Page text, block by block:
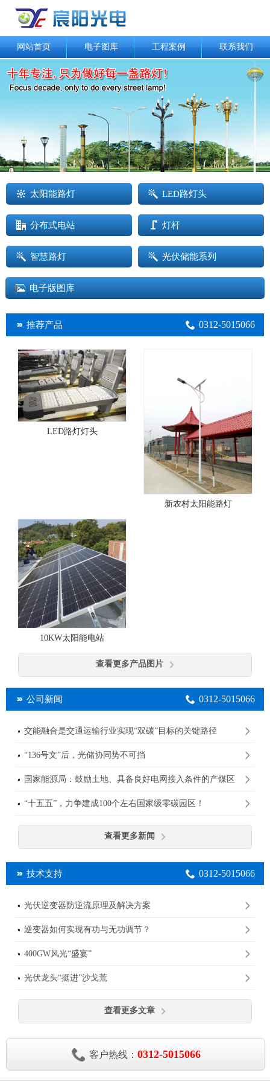
网站首页 电子图库 工程案例 联系我们
太阳能路灯 LED路灯头
分布式电站 灯杆
智慧路灯 光伏储能系列
电子版图库
推荐产品 0312-5015066
LED路灯灯头
新农村太阳能路灯
10KW太阳能电站
查看更多产品图片
公司新闻 0312-5015066
交能融合是交通运输行业实现“双碳”目标的关键路径
“136号文”后，光储协同势不可挡
国家能源局：鼓励土地、具备良好电网接入条件的产煤区
“十五五”，力争建成100个左右国家级零碳园区！
查看更多新闻
技术支持 0312-5015066
光伏逆变器防逆流原理及解决方案
逆变器如何实现有功与无功调节？
400GW风光“盛宴”
光伏龙头“挺进”沙戈荒
查看更多文章
客户热线： 0312-5015066